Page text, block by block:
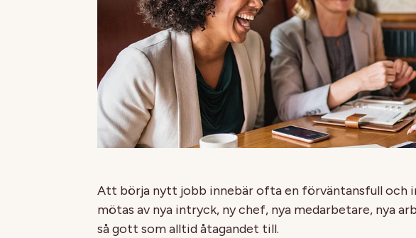
Att börja nytt jobb innebär ofta en förväntansfull och
mötas av nya intryck, ny chef, nya medarbetare, nya
så gott som alltid åtagandet till.